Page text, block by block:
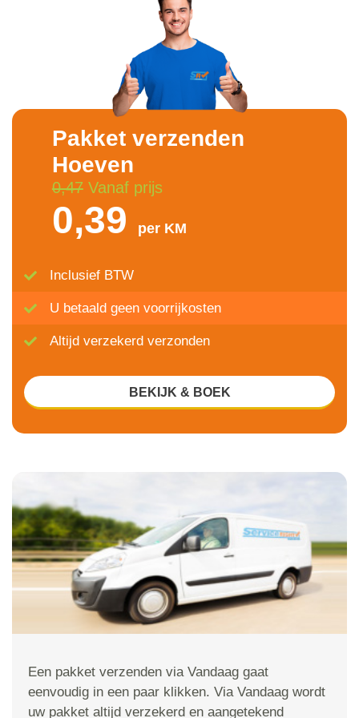
Een pakket verzenden via Vandaag gaat
eenvoudig in een paar klikken. Via Vandaag wordt
uw pakket altijd verzekerd en aangetekend
Pakket verzenden
Hoeven
0,47Vanaf prijs
0,39 per KM
Inclusief BTW
U betaald geen voorrijkosten
Altijd verzekerd verzonden
BEKIJK & BOEK